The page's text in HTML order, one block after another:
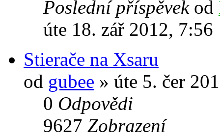
Poslední příspěvek od
úte 18. zář 2012, 7:56
Stierače na Xsaru
od gubee » úte 5. čer
0 Odpovědi
9627 Zobrazení